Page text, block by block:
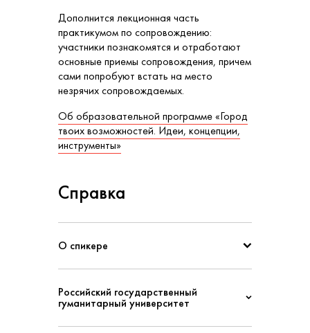
Дополнится лекционная часть
практикумом по сопровождению:
участники познакомятся и отработают
основные приемы сопровождения, причем
сами попробуют встать на место
незрячих сопровождаемых.
Об образовательной программе «Город
твоих возможностей. Идеи, концепции,
инструменты»
Справка
О спикере
Российский государственный
гуманитарный университет